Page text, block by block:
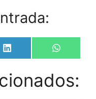
Share
on
L
i
k
e
Share
on
W
h
t
s